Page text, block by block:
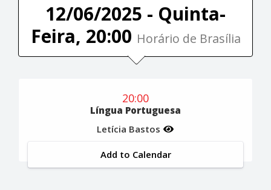
12/06/2025 - Quinta-
Feira, 20:00 Horário de Brasília
20:00
Língua Portuguesa
Letícia Bastos
Add to Calendar